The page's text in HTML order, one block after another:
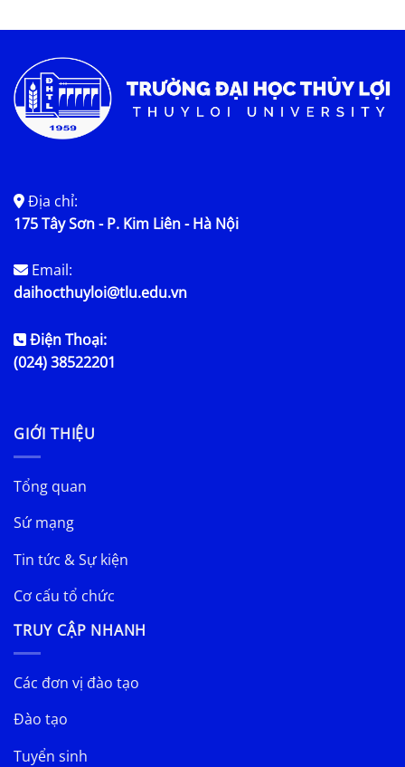
Tin tức chung
Địa chỉ:
175 Tây Sơn - P. Kim Liên - Hà Nội
Email:
daihocthuyloi@tlu.edu.vn
Điện Thoại:
(024) 38522201
GIỚI THIỆU
Tổng quan
Sứ mạng
Tin tức & Sự kiện
Cơ cấu tổ chức
TRUY CẬP NHANH
Các đơn vị đào tạo
Đào tạo
Tuyển sinh